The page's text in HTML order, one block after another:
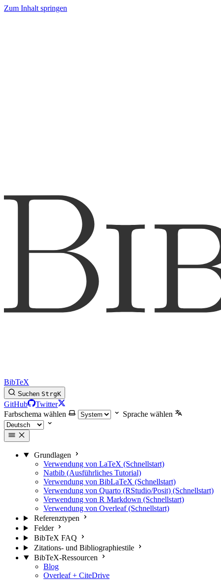
Zum Inhalt springen
BibTeX
Suchen StrgK
GitHub
Twitter
Farbschema wählen
Sprache wählen
Grundlagen
Verwendung von LaTeX (Schnellstart)
Natbib (Ausführliches Tutorial)
Verwendung von BibLaTeX (Schnellstart)
Verwendung von Quarto (RStudio/Posit) (Schnellstart)
Verwendung von R Markdown (Schnellstart)
Verwendung von Overleaf (Schnellstart)
Referenztypen
Felder
BibTeX FAQ
Zitations- und Bibliographiestile
BibTeX-Ressourcen
Blog
Overleaf + CiteDrive